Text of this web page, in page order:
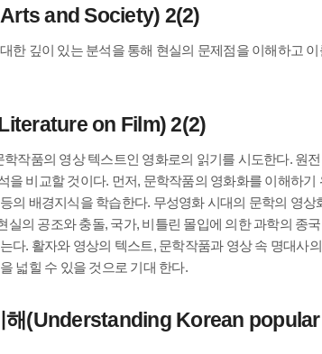
and Society) 2(2)
한 깊이 있는 분석을 통해 현실의 문제점을 이해하고
on Film) 2(2)
학작품의 영상 텍스트인 영화로의 읽기를 시도한다. 원
을 비교할 것이다. 먼저, 문학작품의 영화화를 이해하
의 배경지식을 학습한다. 무성영화 시대의 문학의 영상
실의 공조와 충돌, 국가, 비틀린 몰입에 의한 과학의 종
다. 활자와 영상의 텍스트, 문학작품과 영상 속 명대사
넓힐 수 있을 것으로 기대 한다.
해(Understanding Korean